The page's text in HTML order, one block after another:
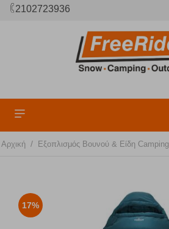
2102723936
Αρχική / Εξοπλισμός Βουνού & Είδη Camping
17%